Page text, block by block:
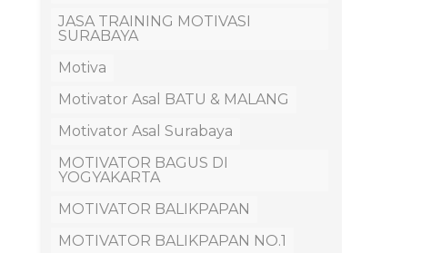
JASA TRAINING MOTIVASI
SURABAYA
Motiva
Motivator Asal BATU & MALANG
Motivator Asal Surabaya
MOTIVATOR BAGUS DI
YOGYAKARTA
MOTIVATOR BALIKPAPAN
MOTIVATOR BALIKPAPAN NO.1